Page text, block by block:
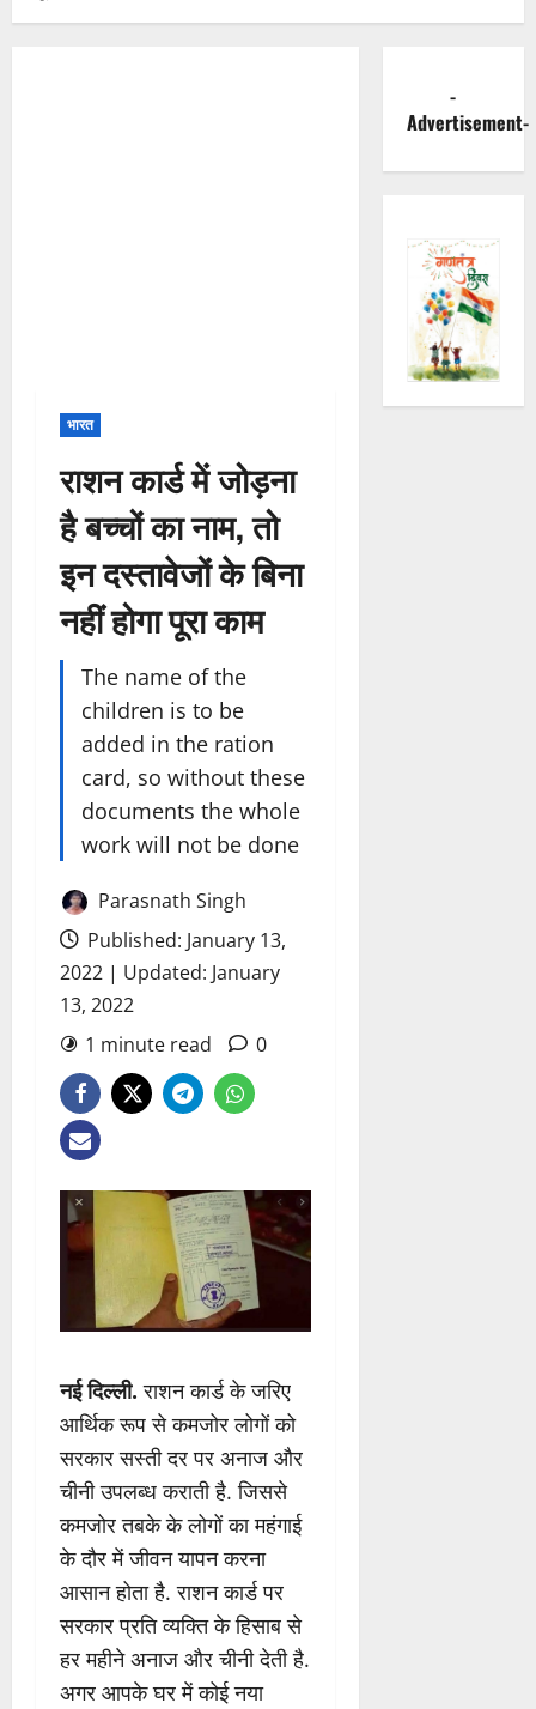
भारत
राशन कार्ड में जोड़ना
है बच्चों का नाम, तो
इन दस्तावेजों के बिना
नहीं होगा पूरा काम
The name of the
children is to be
added in the ration
card, so without these
documents the whole
work will not be done
Parasnath Singh
Published: January 13,
2022 | Updated: January
13, 2022
1 minute read
0
नई दिल्ली. राशन कार्ड के जरिए
आर्थिक रूप से कमजोर लोगों को
सरकार सस्ती दर पर अनाज और
चीनी उपलब्ध कराती है. जिससे
कमजोर तबके के लोगों का महंगाई
के दौर में जीवन यापन करना
आसान होता है. राशन कार्ड पर
सरकार प्रति व्यक्ति के हिसाब से
हर महीने अनाज और चीनी देती है.
अगर आपके घर में कोई नया
-
Advertisement-